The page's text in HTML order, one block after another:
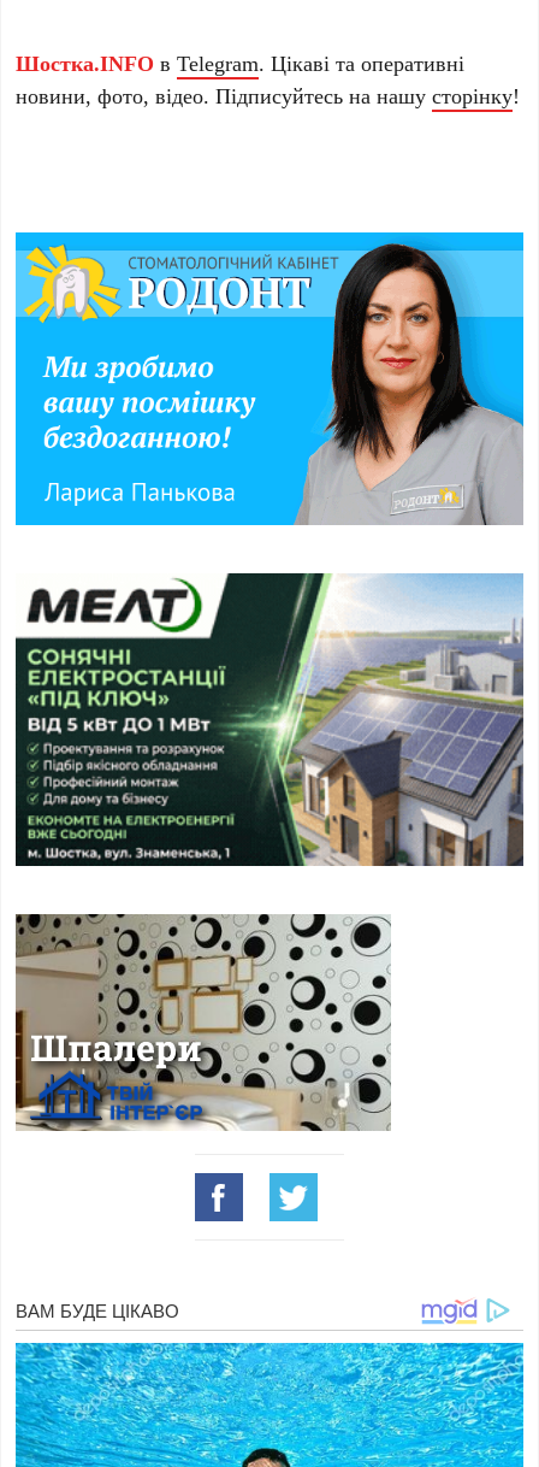
Шостка.INFO вTelegram. Цікаві та оперативні
новини, фото, відео. Підписуйтесь на нашусторінку!